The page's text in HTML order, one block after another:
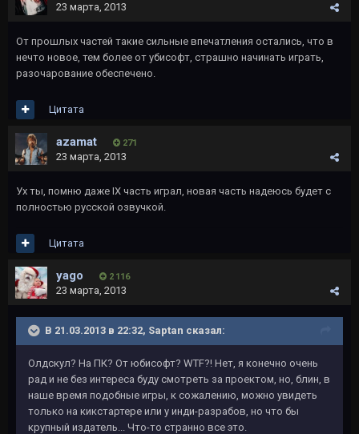
23 марта, 2013
От прошлых частей такие сильные впечатления остались, что в
нечто новое, тем более от убисофт, страшно начинать играть,
разочарование обеспечено.
Цитата
azamat 271
23 марта, 2013
Ух ты, помню даже IX часть играл, новая часть надеюсь будет с
полностью русской озвучкой.
Цитата
yago 2 116
23 марта, 2013
В 21.03.2013 в 22:32, Saptan сказал:
Олдскул? На ПК? От юбисофт? WTF?! Нет, я конечно очень
рад и не без интереса буду смотреть за проектом, но, блин, в
наше время подобные игры, к сожалению, можно увидеть
только на кикстартере или у инди-разрабов, но что бы
крупный издатель... Что-то странно все это.